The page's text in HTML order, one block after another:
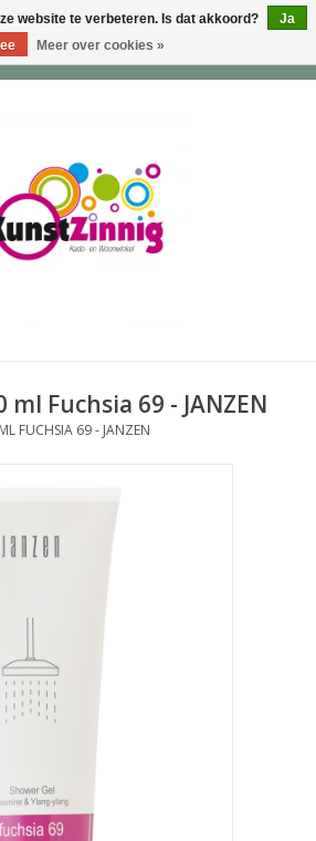
ml Fuchsia 69 - JANZEN
FUCHSIA 69 - JANZEN
website te verbeteren. Is dat akkoord?
Ja
Meer over cookies »